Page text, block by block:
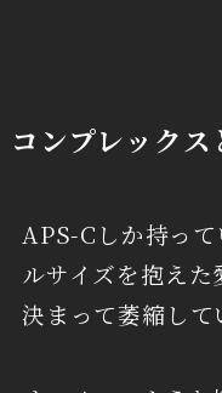
コンプレックス
APS-Cしか持っ
ルサイズを抱えた
決まって萎縮して